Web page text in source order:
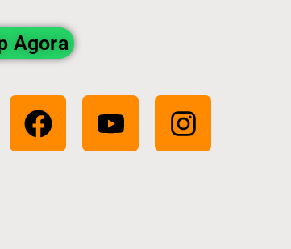
Agora